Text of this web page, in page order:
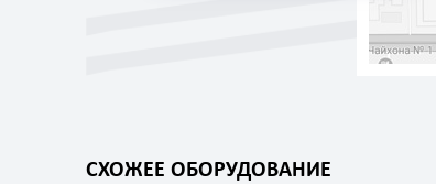
СХОЖЕЕ ОБОРУДОВАНИЕ